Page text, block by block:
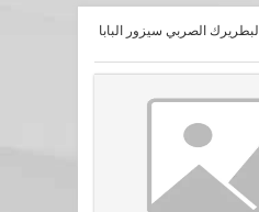
البطريرك الصربي سيزور البابا